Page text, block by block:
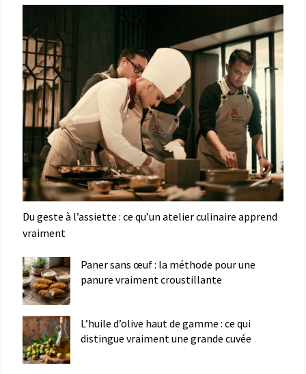
Du geste à l’assiette : ce qu’un atelier culinaire apprend
vraiment
Paner sans œuf : la méthode pour une
panure vraiment croustillante
L’huile d’olive haut de gamme : ce qui
distingue vraiment une grande cuvée